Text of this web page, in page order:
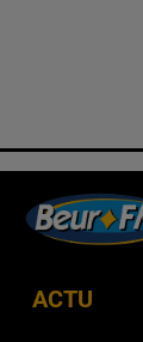
ACTU